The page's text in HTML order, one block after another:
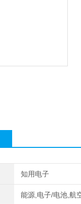
知用电子
能源,电子/电池,航